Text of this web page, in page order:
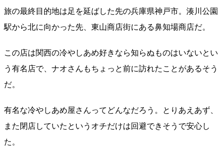
旅の最終目的地は足を延ばした先の兵庫県神戸市。湊川公園
駅から北に向かった先、東山商店街にある鼻知場商店だ。
この店は関西の冷やしあめ好きなら知らぬものはいないとい
う有名店で、ナオさんもちょっと前に訪れたことがあるそう
だ。
有名な冷やしあめ屋さんってどんなだろう。とりあえあず、
また閉店していたというオチだけは回避できそうで安心し
た。